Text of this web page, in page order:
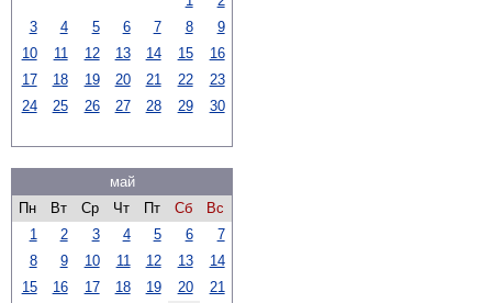
3
4 5 6 7 8
9
10
11 12 13 14 15
16
17
18 19 20 21 22
23
24
25 26 27 28 29 30
май
Пн
Вт Ср Чт Пт Сб
Вс
1
2 3 4 5 6
7
8
9 10 11 12 13
14
15
16 17 18 19 20 21